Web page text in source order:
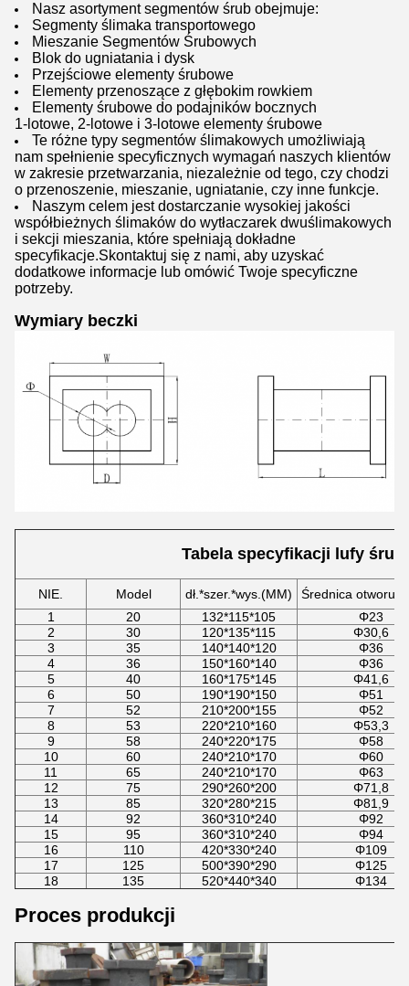
Nasz asortyment segmentów śrub obejmuje:
Segmenty ślimaka transportowego
Mieszanie Segmentów Śrubowych
Blok do ugniatania i dysk
Przejściowe elementy śrubowe
Elementy przenoszące z głębokim rowkiem
Elementy śrubowe do podajników bocznych
1-lotowe, 2-lotowe i 3-lotowe elementy śrubowe
Te różne typy segmentów ślimakowych umożliwiają
nam spełnienie specyficznych wymagań naszych klientów
w zakresie przetwarzania, niezależnie od tego, czy chodzi
o przenoszenie, mieszanie, ugniatanie, czy inne funkcje.
Naszym celem jest dostarczanie wysokiej jakości
współbieżnych ślimaków do wytłaczarek dwuślimakowych
i sekcji mieszania, które spełniają dokładne
specyfikacje.Skontaktuj się z nami, aby uzyskać
dodatkowe informacje lub omówić Twoje specyficzne
potrzeby.
Wymiary beczki
Tabela specyfikacji lufy
NIE. Model dł.*szer.*wys.(MM)
Średnica otworu/
1
20 132*115*105
Φ23
2
30 120*135*115
Φ30,6
3
35 140*140*120
Φ36
4
36 150*160*140
Φ36
5
40 160*175*145
Φ41,6
6
50 190*190*150
Φ51
7
52 210*200*155
Φ52
8
53 220*210*160
Φ53,3
9
58 240*220*175
Φ58
10
60 240*210*170
Φ60
11
65 240*210*170
Φ63
12
75 290*260*200
Φ71,8
13
85 320*280*215
Φ81,9
14
92 360*310*240
Φ92
15
95 360*310*240
Φ94
16
110 420*330*240
Φ109
17
125 500*390*290
Φ125
18
135 520*440*340 Φ134
Proces produkcji